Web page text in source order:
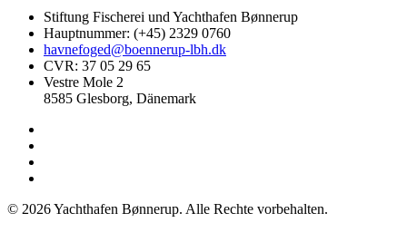
Stiftung Fischerei und Yachthafen Bønnerup
Hauptnummer: (+45) 2329 0760
havnefoged@boennerup-lbh.dk
CVR: 37 05 29 65
Vestre Mole 2
8585 Glesborg, Dänemark
© 2026Yachthafen Bønnerup. Alle Rechte vorbehalten.